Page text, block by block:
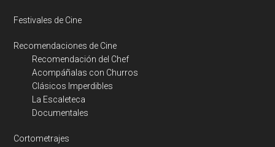
Festivales de Cine
Recomendaciones de Cine
Recomendación del Chef
Acompáñalas con Churros
Clásicos Imperdibles
La Escaleteca
Documentales
Cortometrajes